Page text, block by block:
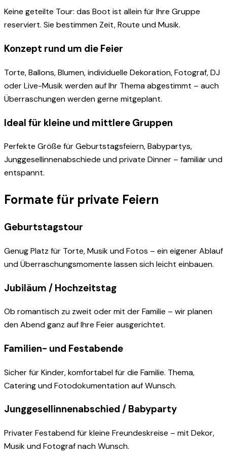
Keine geteilte Tour: das Boot ist allein für Ihre Gruppe
reserviert. Sie bestimmen Zeit, Route und Musik.
Konzept rund um die Feier
Torte, Ballons, Blumen, individuelle Dekoration, Fotograf, DJ
oder Live-Musik werden auf Ihr Thema abgestimmt – auch
Überraschungen werden gerne mitgeplant.
Ideal für kleine und mittlere Gruppen
Perfekte Größe für Geburtstagsfeiern, Babypartys,
Junggesellinnenabschiede und private Dinner – familiär und
entspannt.
Formate für private Feiern
Geburtstagstour
Genug Platz für Torte, Musik und Fotos – ein eigener Ablauf
und Überraschungsmomente lassen sich leicht einbauen.
Jubiläum / Hochzeitstag
Ob romantisch zu zweit oder mit der Familie – wir planen
den Abend ganz auf Ihre Feier ausgerichtet.
Familien- und Festabende
Sicher für Kinder, komfortabel für die Familie. Thema,
Catering und Fotodokumentation auf Wunsch.
Junggesellinnenabschied / Babyparty
Privater Festabend für kleine Freundeskreise – mit Dekor,
Musik und Fotograf nach Wunsch.